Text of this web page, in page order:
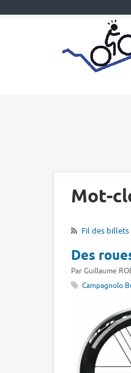
Mot-
Fil des billets
Des
Par Guillaume
Campagnolo